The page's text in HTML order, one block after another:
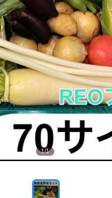
1/1